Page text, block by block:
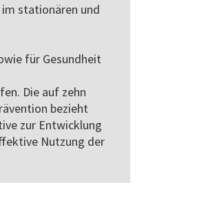
stationären und
für Gesundheit
Die auf zehn
bezieht
zur Entwicklung
Nutzung der